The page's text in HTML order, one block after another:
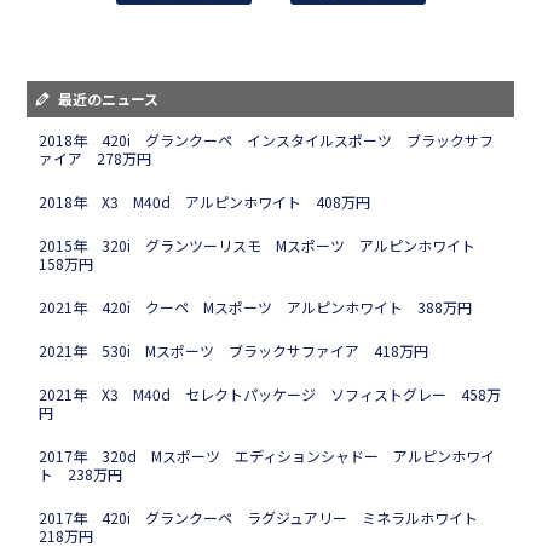
最近のニュース
2018年 420i グランクーペ インスタイルスポーツ ブラックサフ
ァイア 278万円
2018年 X3 M40d アルピンホワイト 408万円
2015年 320i グランツーリスモ Mスポーツ アルピンホワイト
158万円
2021年 420i クーペ Mスポーツ アルピンホワイト 388万円
2021年 530i Mスポーツ ブラックサファイア 418万円
2021年 X3 M40d セレクトパッケージ ソフィストグレー 458万
円
2017年 320d Mスポーツ エディションシャドー アルピンホワイ
ト 238万円
2017年 420i グランクーペ ラグジュアリー ミネラルホワイト
218万円